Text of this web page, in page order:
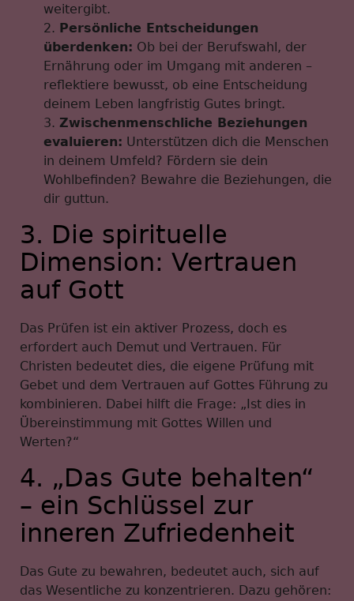
weitergibt.
Persönliche Entscheidungen
überdenken: Ob bei der Berufswahl, der
Ernährung oder im Umgang mit anderen –
reflektiere bewusst, ob eine Entscheidung
deinem Leben langfristig Gutes bringt.
Zwischenmenschliche Beziehungen
evaluieren: Unterstützen dich die Menschen
in deinem Umfeld? Fördern sie dein
Wohlbefinden? Bewahre die Beziehungen, die
dir guttun.
3. Die spirituelle
Dimension: Vertrauen
auf Gott
Das Prüfen ist ein aktiver Prozess, doch es
erfordert auch Demut und Vertrauen. Für
Christen bedeutet dies, die eigene Prüfung mit
Gebet und dem Vertrauen auf Gottes Führung zu
kombinieren. Dabei hilft die Frage: „Ist dies in
Übereinstimmung mit Gottes Willen und
Werten?“
4. „Das Gute behalten“
– ein Schlüssel zur
inneren Zufriedenheit
Das Gute zu bewahren, bedeutet auch, sich auf
das Wesentliche zu konzentrieren. Dazu gehören: